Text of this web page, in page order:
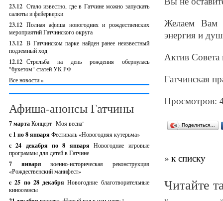
23.12 Стало известно, где в Гатчине можно запускать
салюты и фейерверки
23.12 Полная афиша новогодних и рождественских
мероприятий Гатчинского округа
13.12 В Гатчинском парке найден ранее неизвестный
подземный ход
12.12 Стрельба на день рождения обернулась
"букетом" статей УК РФ
Все новости »
Афиша-анонсы Гатчины
7 мартаКонцерт "Моя весна"
с 1 по 8 января Фестиваль «Новогодняя кутерьма»
с 24 декабря по 8 январяНовогодние игровые
программы для детей в Гатчине
7 январявоенно-историческая реконструкция
«Рождественский манифест»
c 25 по 28 декабряНовогодние благотворительные
киносеансы
Желаем Вам
энергия и
Актив
Гатчинская
Просмотров:
Поделиться…
» к списку
Читайте